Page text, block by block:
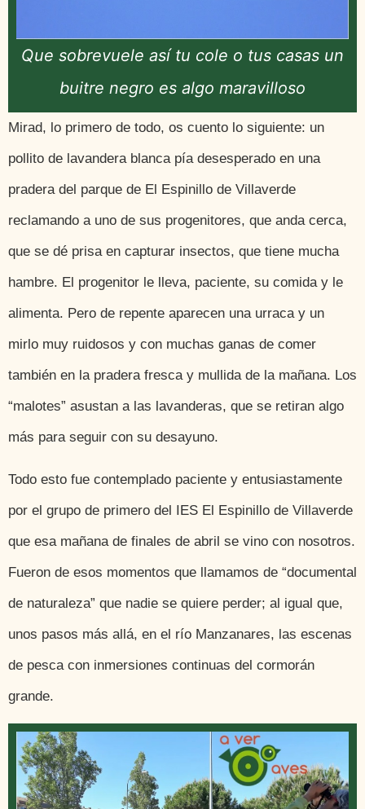
Que sobrevuele así tu cole o tus casas un
buitre negro es algo maravilloso
Mirad, lo primero de todo, os cuento lo siguiente: un
pollito de lavandera blanca pía desesperado en una
pradera del parque de El Espinillo de Villaverde
reclamando a uno de sus progenitores, que anda cerca,
que se dé prisa en capturar insectos, que tiene mucha
hambre. El progenitor le lleva, paciente, su comida y le
alimenta. Pero de repente aparecen una urraca y un
mirlo muy ruidosos y con muchas ganas de comer
también en la pradera fresca y mullida de la mañana. Los
“malotes” asustan a las lavanderas, que se retiran algo
más para seguir con su desayuno.
Todo esto fue contemplado paciente y entusiastamente
por el grupo de primero del IES El Espinillo de Villaverde
que esa mañana de finales de abril se vino con nosotros.
Fueron de esos momentos que llamamos de “documental
de naturaleza” que nadie se quiere perder; al igual que,
unos pasos más allá, en el río Manzanares, las escenas
de pesca con inmersiones continuas del cormorán
grande.